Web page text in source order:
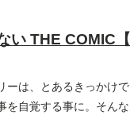
い THE COMIC【
は、とあるきっかけ
自覚する事に。そん